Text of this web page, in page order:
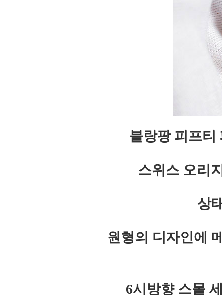
블랑팡 피프티
스위스 오리
상
원형의 디자인에
6시방향 스몰